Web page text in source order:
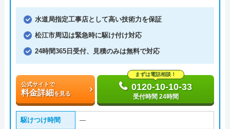
水道局指定工事店として高い技術力を保証
松江市周辺は緊急時に駆け付け対応
24時間365日受付、見積のみは無料で対応
公式サイトで
料金詳細を見る
まずは電話相談！
0120-10-10-33
受付時間 24時間
駆けつけ時間 ―